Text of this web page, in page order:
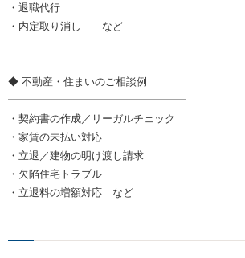
・退職代行
・内定取り消し など
◆ 不動産・住まいのご相談例
━━━━━━━━━━━━━━━━━
・契約書の作成／リーガルチェック
・家賃の未払い対応
・立退／建物の明け渡し請求
・欠陥住宅トラブル
・立退料の増額対応 など